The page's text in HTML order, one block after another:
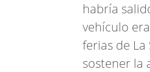
habría
vehículo
ferias de
sostener la